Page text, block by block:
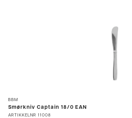
BBM
Smørkniv Captain 18/0 EAN
ARTIKKELNR 11008